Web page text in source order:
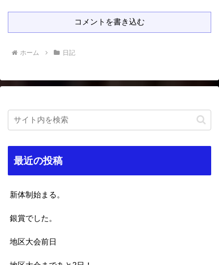
コメントを書き込む
ホーム 日記
最近の投稿
新体制始まる。
銀賞でした。
地区大会前日